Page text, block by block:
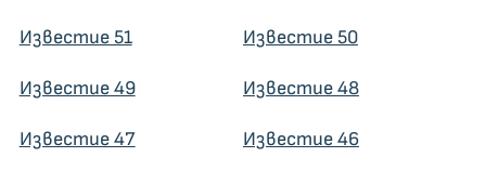
Известие 51 Известие 50
Известие 49 Известие 48
Известие 47 Известие 46